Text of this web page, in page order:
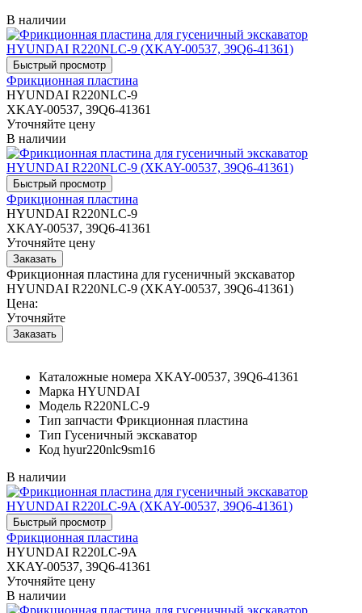
В наличии
Фрикционная пластина
HYUNDAI R220NLC-9
XKAY-00537, 39Q6-41361
Уточняйте цену
В наличии
Фрикционная пластина
HYUNDAI R220NLC-9
XKAY-00537, 39Q6-41361
Уточняйте цену
Фрикционная пластина для гусеничный экскаватор
HYUNDAI R220NLC-9 (XKAY-00537, 39Q6-41361)
Цена:
Уточняйте
Каталожные номера XKAY-00537, 39Q6-41361
Марка HYUNDAI
Модель R220NLC-9
Тип запчасти Фрикционная пластина
Тип Гусеничный экскаватор
Код hyur220nlc9sm16
В наличии
Фрикционная пластина
HYUNDAI R220LC-9A
XKAY-00537, 39Q6-41361
Уточняйте цену
В наличии